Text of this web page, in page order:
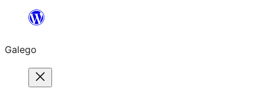
Saltar
contido
Galego